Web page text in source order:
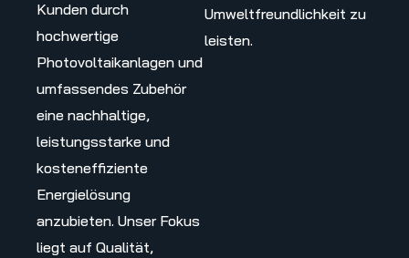
Kunden durch
hochwertige
Photovoltaikanlagen und
umfassendes Zubehör
eine nachhaltige,
leistungsstarke und
kosteneffiziente
Energielösung
anzubieten. Unser Fokus
liegt auf Qualität,
Umweltfreundlichkeit zu
leisten.